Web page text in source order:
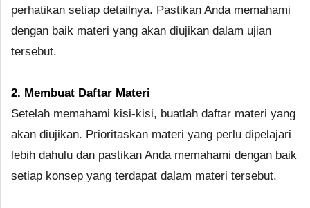
perhatikan setiap detailnya. Pastikan Anda memahami
dengan baik materi yang akan diujikan dalam ujian
tersebut.
2. Membuat Daftar Materi
Setelah memahami kisi-kisi, buatlah daftar materi yang
akan diujikan. Prioritaskan materi yang perlu dipelajari
lebih dahulu dan pastikan Anda memahami dengan baik
setiap konsep yang terdapat dalam materi tersebut.